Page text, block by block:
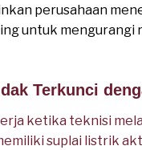
perusahaan
untuk
Terkunci
ketika teknisi
suplai listrik